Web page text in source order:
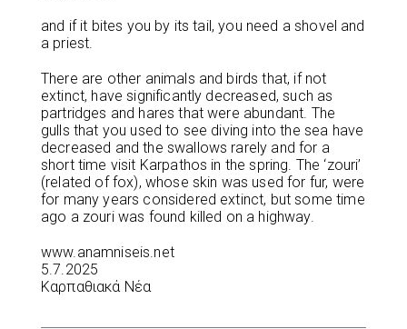
and if it bites you by its tail, you need a shovel and
a priest.
There are other animals and birds that, if not
extinct, have significantly decreased, such as
partridges and hares that were abundant. The
gulls that you used to see diving into the sea have
decreased and the swallows rarely and for a
short time visit Karpathos in the spring. The ‘zouri’
(related of fox), whose skin was used for fur, were
for many years considered extinct, but some time
ago a zouri was found killed on a highway.
www.anamniseis.net
5.7.2025
Καρπαθιακά Νέα